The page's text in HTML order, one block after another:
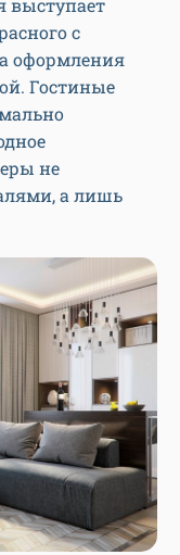
выступает
с
оформления
Гостиные
не
а лишь